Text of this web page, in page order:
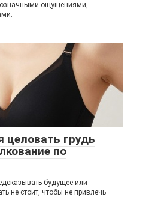
ощущениями,
целовать грудь
по
будущее или
не стоит, чтобы не привлечь